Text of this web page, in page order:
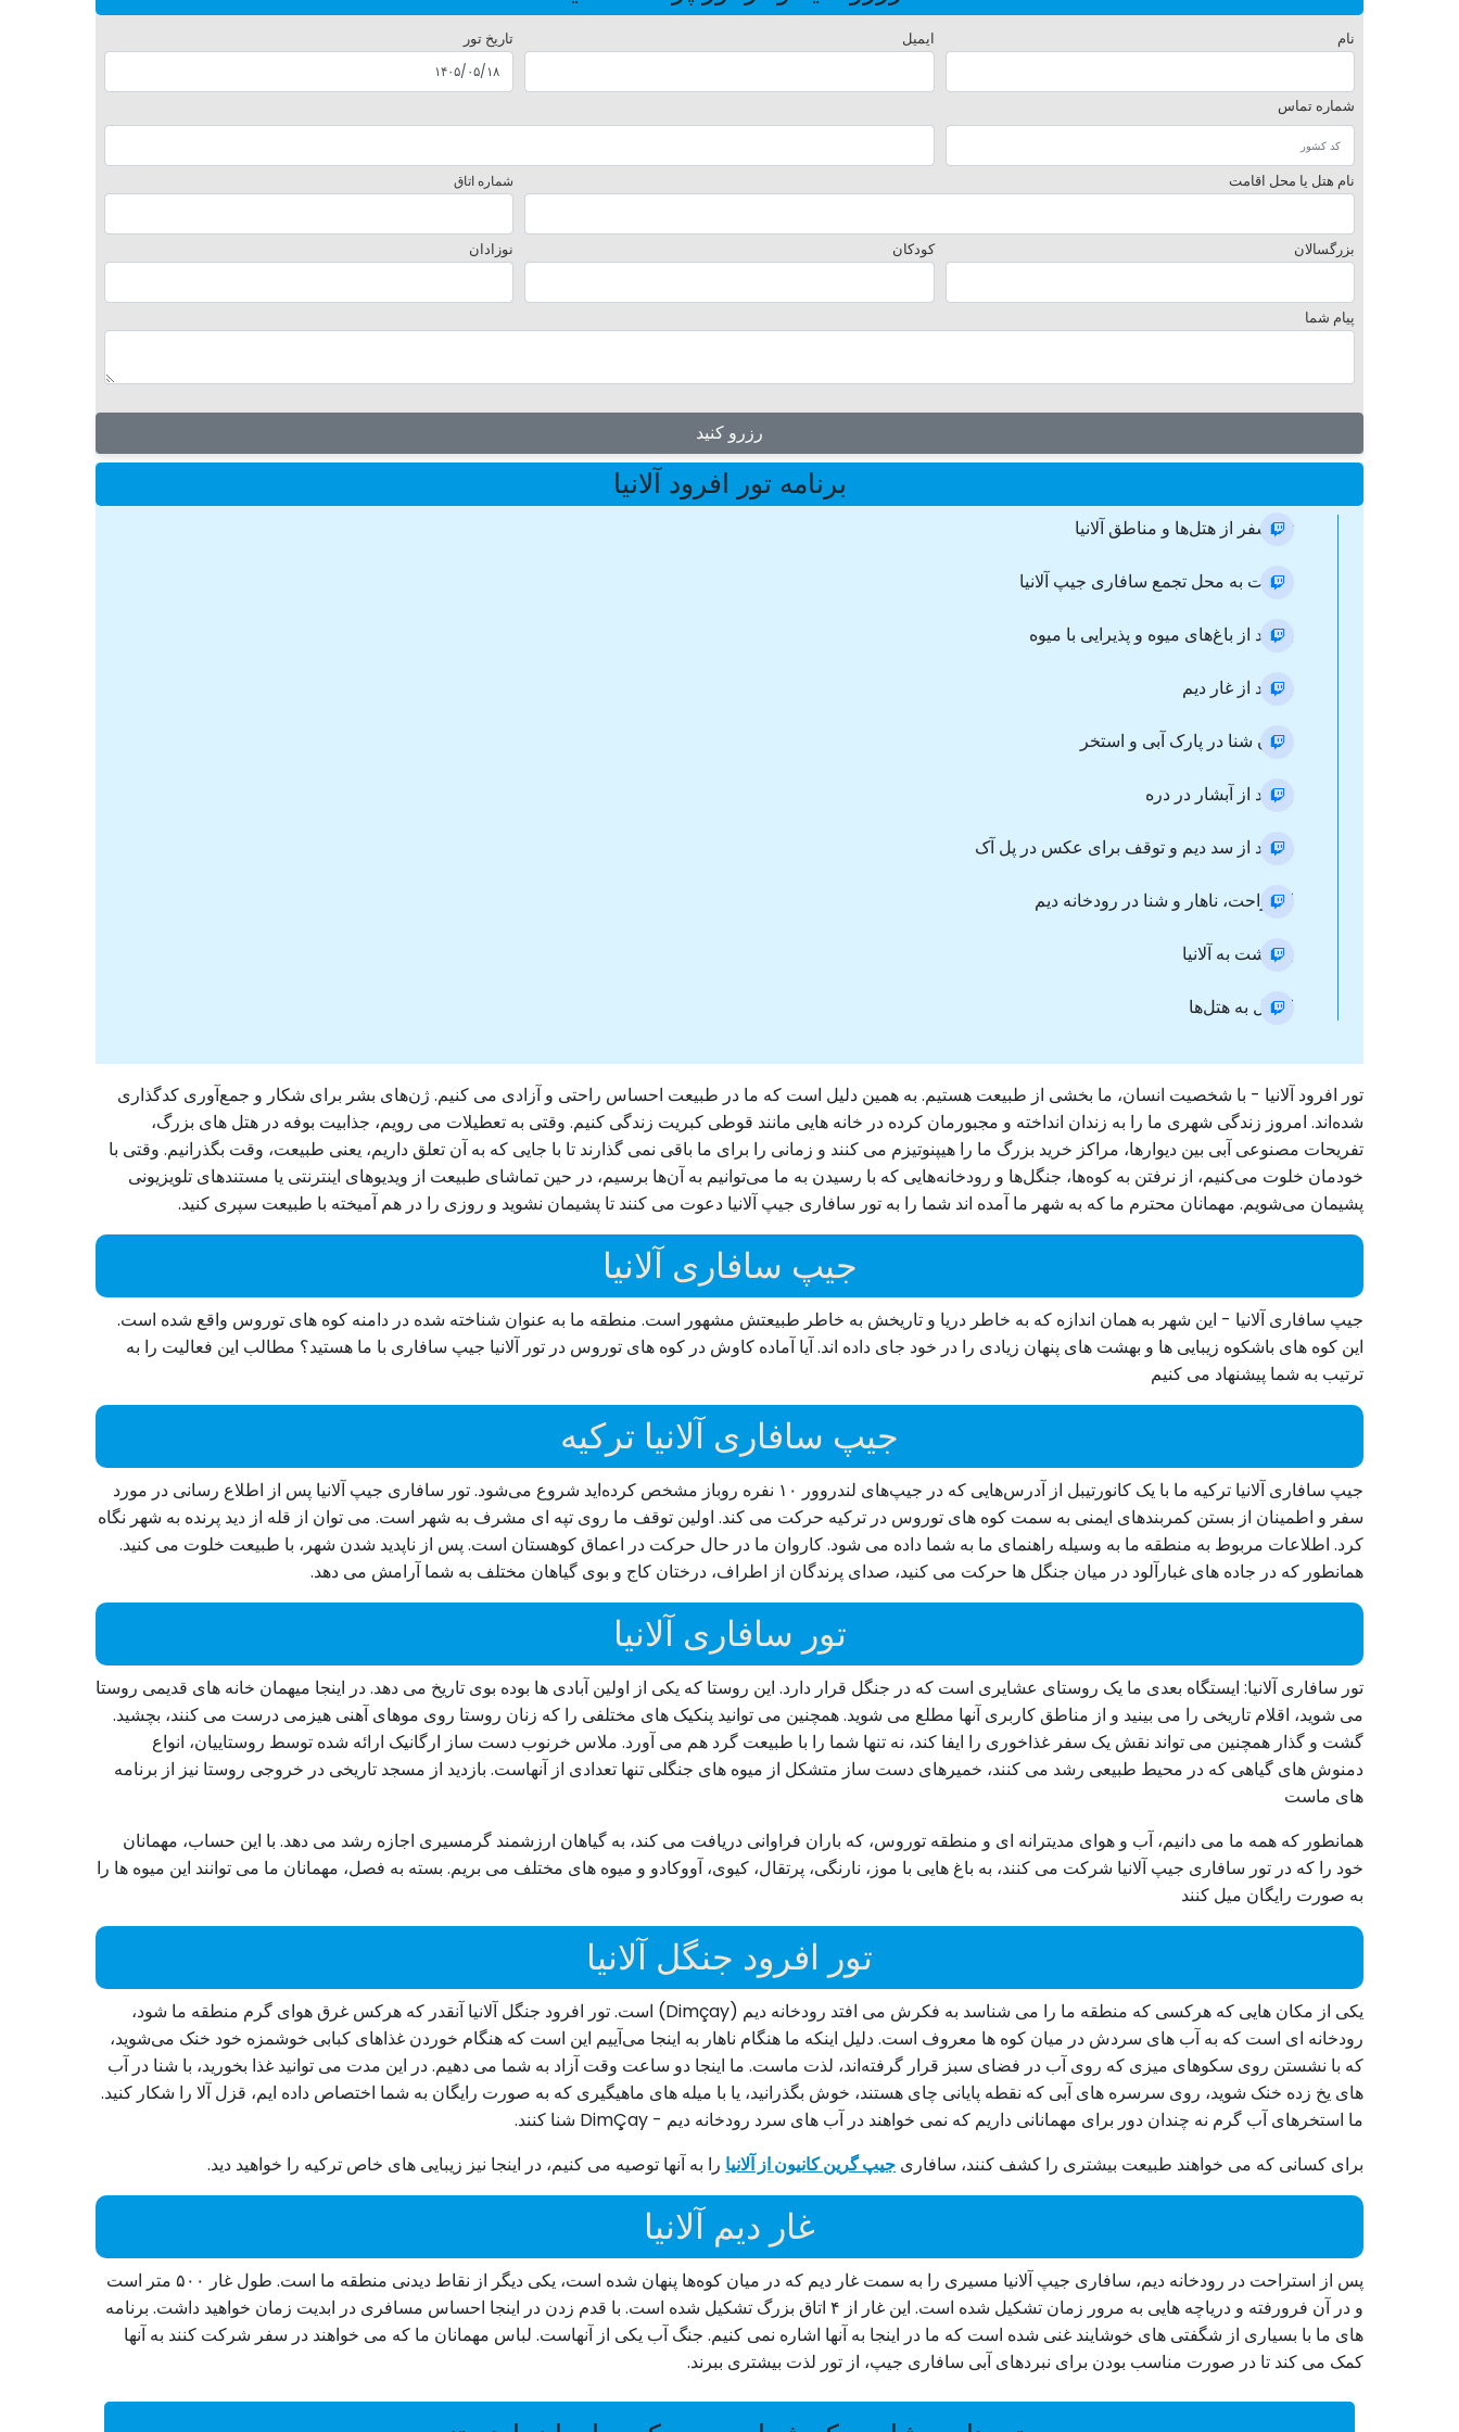
نام ایمیل تاریخ تور
شماره تماس
نام هتل یا محل اقامت شماره اتاق
بزرگسالان کودکان نوزادان
پیام شما
رزرو کنید
برنامه تور افرود آلانیا
ترانسفر از هتل‌ها و مناطق آلانیا
حرکت به محل تجمع سافاری جیپ آلانیا
بازدید از باغ‌های میوه و پذیرایی با میوه
بازدید از غار دیم
زمان شنا در پارک آبی و استخر
بازدید از آبشار در دره
بازدید از سد دیم و توقف برای عکس در پل آک
استراحت، ناهار و شنا در رودخانه دیم
بازگشت به آلانیا
انتقال به هتل‌ها
تور افرود آلانیا - با شخصیت انسان، ما بخشی از طبیعت هستیم. به همین دلیل است که ما در طبیعت احساس راحتی و آزادی می کنیم. ژن‌های بشر برای شکار و جمع‌آوری کدگذاری
شده‌اند. امروز زندگی شهری ما را به زندان انداخته و مجبورمان کرده در خانه هایی مانند قوطی کبریت زندگی کنیم. وقتی به تعطیلات می رویم، جذابیت بوفه در هتل های بزرگ،
تفریحات مصنوعی آبی بین دیوارها، مراکز خرید بزرگ ما را هیپنوتیزم می کنند و زمانی را برای ما باقی نمی گذارند تا با جایی که به آن تعلق داریم، یعنی طبیعت، وقت بگذرانیم. وقتی با
خودمان خلوت می‌کنیم، از نرفتن به کوه‌ها، جنگل‌ها و رودخانه‌هایی که با رسیدن به ما می‌توانیم به آن‌ها برسیم، در حین تماشای طبیعت از ویدیوهای اینترنتی یا مستندهای تلویزیونی
پشیمان می‌شویم. مهمانان محترم ما که به شهر ما آمده اند شما را به تور سافاری جیپ آلانیا دعوت می کنند تا پشیمان نشوید و روزی را در هم آمیخته با طبیعت سپری کنید.
جیپ سافاری آلانیا
جیپ سافاری آلانیا - این شهر به همان اندازه که به خاطر دریا و تاریخش به خاطر طبیعتش مشهور است. منطقه ما به عنوان شناخته شده در دامنه کوه های توروس واقع شده است.
این کوه های باشکوه زیبایی ها و بهشت های پنهان زیادی را در خود جای داده اند. آیا آماده کاوش در کوه های توروس در تور آلانیا جیپ سافاری با ما هستید؟ مطالب این فعالیت را به
ترتیب به شما پیشنهاد می کنیم
جیپ سافاری آلانیا ترکیه
جیپ سافاری آلانیا ترکیه ما با یک کانورتیبل از آدرس‌هایی که در جیپ‌های لندروور ۱۰ نفره روباز مشخص کرده‌اید شروع می‌شود. تور سافاری جیپ آلانیا پس از اطلاع رسانی در مورد
سفر و اطمینان از بستن کمربندهای ایمنی به سمت کوه های توروس در ترکیه حرکت می کند. اولین توقف ما روی تپه ای مشرف به شهر است. می توان از قله از دید پرنده به شهر نگاه
کرد. اطلاعات مربوط به منطقه ما به وسیله راهنمای ما به شما داده می شود. کاروان ما در حال حرکت در اعماق کوهستان است. پس از ناپدید شدن شهر، با طبیعت خلوت می کنید.
همانطور که در جاده های غبارآلود در میان جنگل ها حرکت می کنید، صدای پرندگان از اطراف، درختان کاج و بوی گیاهان مختلف به شما آرامش می دهد.
تور سافاری آلانیا
تور سافاری آلانیا: ایستگاه بعدی ما یک روستای عشایری است که در جنگل قرار دارد. این روستا که یکی از اولین آبادی ها بوده بوی تاریخ می دهد. در اینجا میهمان خانه های قدیمی روستا
می شوید، اقلام تاریخی را می بینید و از مناطق کاربری آنها مطلع می شوید. همچنین می توانید پنکیک های مختلفی را که زنان روستا روی موهای آهنی هیزمی درست می کنند، بچشید.
گشت و گذار همچنین می تواند نقش یک سفر غذاخوری را ایفا کند، نه تنها شما را با طبیعت گرد هم می آورد. ملاس خرنوب دست ساز ارگانیک ارائه شده توسط روستاییان، انواع
دمنوش های گیاهی که در محیط طبیعی رشد می کنند، خمیرهای دست ساز متشکل از میوه های جنگلی تنها تعدادی از آنهاست. بازدید از مسجد تاریخی در خروجی روستا نیز از برنامه
های ماست
همانطور که همه ما می دانیم، آب و هوای مدیترانه ای و منطقه توروس، که باران فراوانی دریافت می کند، به گیاهان ارزشمند گرمسیری اجازه رشد می دهد. با این حساب، مهمانان
خود را که در تور سافاری جیپ آلانیا شرکت می کنند، به باغ هایی با موز، نارنگی، پرتقال، کیوی، آووکادو و میوه های مختلف می بریم. بسته به فصل، مهمانان ما می توانند این میوه ها را
به صورت رایگان میل کنند
تور افرود جنگل آلانیا
یکی از مکان هایی که هرکسی که منطقه ما را می شناسد به فکرش می افتد رودخانه دیم (Dimçay) است. تور افرود جنگل آلانیا آنقدر که هرکس غرق هوای گرم منطقه ما شود،
رودخانه ای است که به آب های سردش در میان کوه ها معروف است. دلیل اینکه ما هنگام ناهار به اینجا می‌آییم این است که هنگام خوردن غذاهای کبابی خوشمزه خود خنک می‌شوید،
که با نشستن روی سکوهای میزی که روی آب در فضای سبز قرار گرفته‌اند، لذت ماست. ما اینجا دو ساعت وقت آزاد به شما می دهیم. در این مدت می توانید غذا بخورید، با شنا در آب
های یخ زده خنک شوید، روی سرسره های آبی که نقطه پایانی چای هستند، خوش بگذرانید، یا با میله های ماهیگیری که به صورت رایگان به شما اختصاص داده ایم، قزل آلا را شکار کنید.
ما استخرهای آب گرم نه چندان دور برای مهمانانی داریم که نمی خواهند در آب های سرد رودخانه دیم - DimÇay شنا کنند.
برای کسانی که می خواهند طبیعت بیشتری را کشف کنند، سافاری جیپ گرین کانیون از آلانیا را به آنها توصیه می کنیم، در اینجا نیز زیبایی های خاص ترکیه را خواهید دید.
غار دیم آلانیا
پس از استراحت در رودخانه دیم، سافاری جیپ آلانیا مسیری را به سمت غار دیم که در میان کوه‌ها پنهان شده است، یکی دیگر از نقاط دیدنی منطقه ما است. طول غار ۵۰۰ متر است
و در آن فرورفته و دریاچه هایی به مرور زمان تشکیل شده است. این غار از ۴ اتاق بزرگ تشکیل شده است. با قدم زدن در اینجا احساس مسافری در ابدیت زمان خواهید داشت. برنامه
های ما با بسیاری از شگفتی های خوشایند غنی شده است که ما در اینجا به آنها اشاره نمی کنیم. جنگ آب یکی از آنهاست. لباس مهمانان ما که می خواهند در سفر شرکت کنند به آنها
کمک می کند تا در صورت مناسب بودن برای نبردهای آبی سافاری جیپ، از تور لذت بیشتری ببرند.